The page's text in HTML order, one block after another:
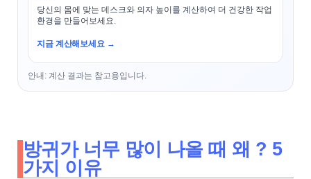
당신의 몸에 맞는 데스크와 의자 높이를 계산하여 더 건강한 작업
환경을 만들어보세요.
지금 계산해보세요 →
안내: 계산 결과는 참고용입니다.
방귀가 너무 많이 나올 때 왜 ? 5
가지 이유